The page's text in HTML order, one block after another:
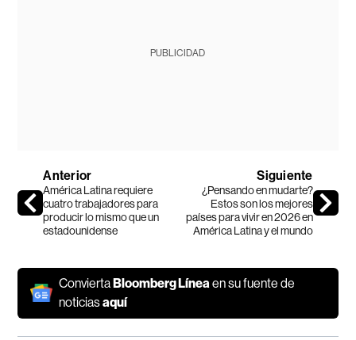
PUBLICIDAD
Anterior
América Latina requiere
cuatro trabajadores para
producir lo mismo que un
estadounidense
Siguiente
¿Pensando en mudarte?
Estos son los mejores
países para vivir en 2026 en
América Latina y el mundo
ConviertaBloomberg Línea en su fuente de
noticiasaquí